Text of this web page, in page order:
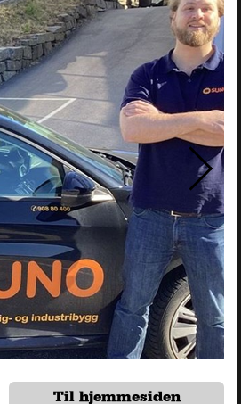
Til hjemmesiden